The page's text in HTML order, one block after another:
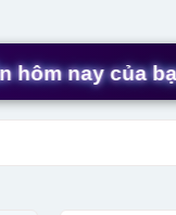
nay của bạn là: